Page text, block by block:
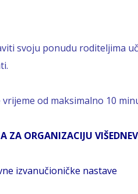
svoju ponudu roditeljima
od maksimalno 10
ZA ORGANIZACIJU
izvanučioničke nastave